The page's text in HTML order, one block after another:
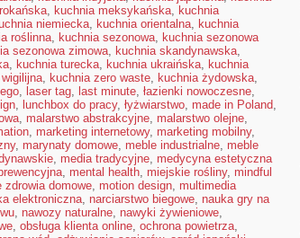
, kuchnia meksykańska, kuchnia
niemiecka, kuchnia orientalna, kuchnia
roślinna, kuchnia sezonowa, kuchnia sezonowa
sezonowa zimowa, kuchnia skandynawska,
, kuchnia turecka, kuchnia ukraińska, kuchnia
, kuchnia zero waste, kuchnia żydowska,
, laser tag, last minute, łazienki nowoczesne,
, lunchbox do pracy, łyżwiarstwo, made in Poland,
, malarstwo abstrakcyjne, malarstwo olejne,
, marketing internetowy, marketing mobilny,
, marynaty domowe, meble industrialne, meble
, media tradycyjne, medycyna estetyczna
, mental health, miejskie rośliny, mindful
zdrowia domowe, motion design, multimedia
elektroniczna, narciarstwo biegowe, nauka gry na
, nawozy naturalne, nawyki żywieniowe,
, obsługa klienta online, ochrona powietrza,